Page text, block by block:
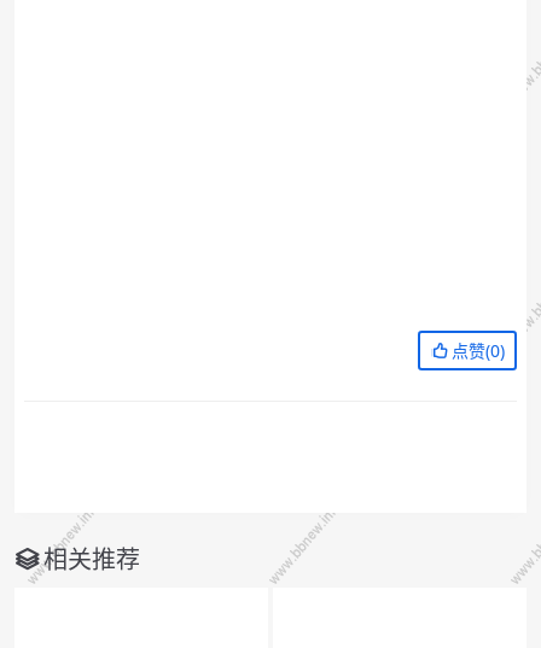
点赞(0)
相关推荐